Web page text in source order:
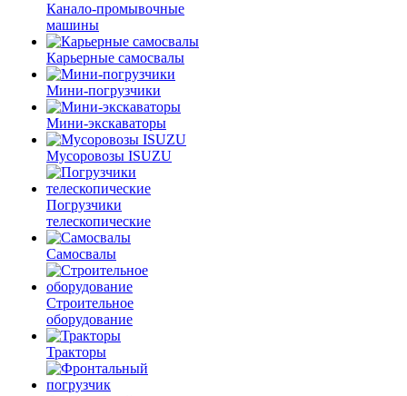
Канало-промывочные
машины
Карьерные самосвалы
Мини-погрузчики
Мини-экскаваторы
Мусоровозы ISUZU
Погрузчики
телескопические
Самосвалы
Строительное
оборудование
Тракторы